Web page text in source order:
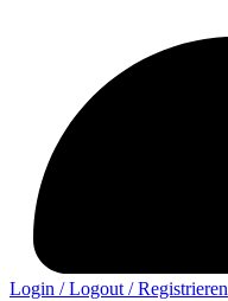
Login / Logout / Registrieren